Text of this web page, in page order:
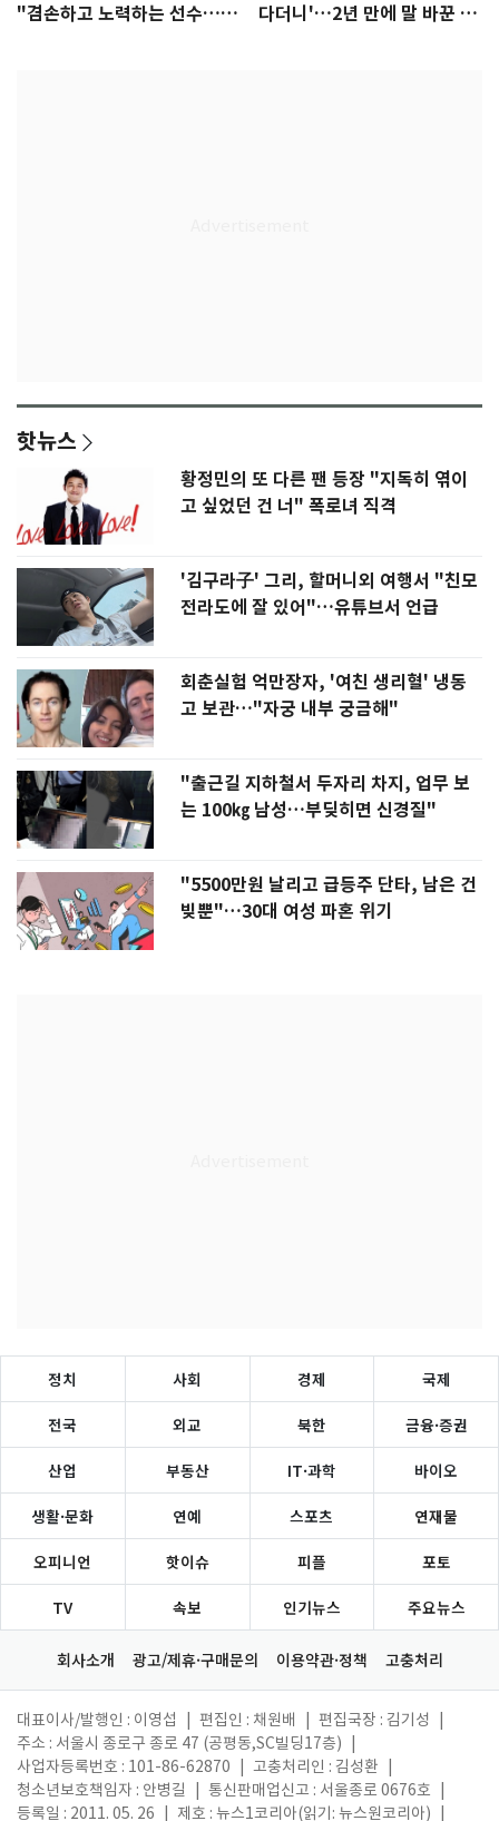
"겸손하고 노력하는 선수…좋
다더니'…2년 만에 말 바꾼 이
핫뉴스
황정민의 또 다른 팬 등장 "지독히 엮이
고 싶었던 건 너" 폭로녀 직격
'김구라子' 그리, 할머니외 여행서 "친모
전라도에 잘 있어"…유튜브서 언급
회춘실험 억만장자, '여친 생리혈' 냉동
고 보관…"자궁 내부 궁금해"
"출근길 지하철서 두자리 차지, 업무 보
는 100㎏ 남성…부딪히면 신경질"
"5500만원 날리고 급등주 단타, 남은 건
빚뿐"…30대 여성 파혼 위기
정치 사회 경제 국제
전국 외교 북한 금융·증권
산업 부동산 IT·과학 바이오
생활·문화 연예 스포츠 연재물
오피니언 핫이슈 피플 포토
TV 속보 인기뉴스 주요뉴스
회사소개 광고/제휴·구매문의 이용약관·정책 고충처리
대표이사/발행인 : 이영섭 편집인 : 채원배 편집국장 : 김기성
주소 : 서울시 종로구 종로 47 (공평동,SC빌딩17층)
사업자등록번호 : 101-86-62870
고충처리인 : 김성환
청소년보호책임자 : 안병길
통신판매업신고 : 서울종로 0676호
등록일 : 2011. 05. 26
제호 : 뉴스1코리아(읽기: 뉴스원코리아)